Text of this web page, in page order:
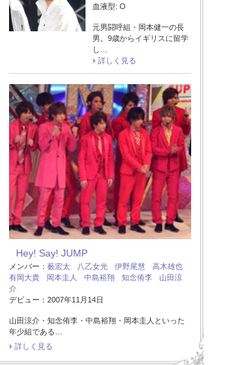
血液型: O
元男闘呼組・岡本健一の長
男。9歳からイギリスに留学
し…
詳しく見る
Hey! Say! JUMP
メンバー： 薮宏太 八乙女光 伊野尾慧
高木雄也
有岡大貴
岡本圭人 中島裕翔 知念侑李
山田涼
介
デビュー：2007年11月14日
山田涼介・知念侑李・中島裕翔・岡本圭人といった
年少組である…
詳しく見る